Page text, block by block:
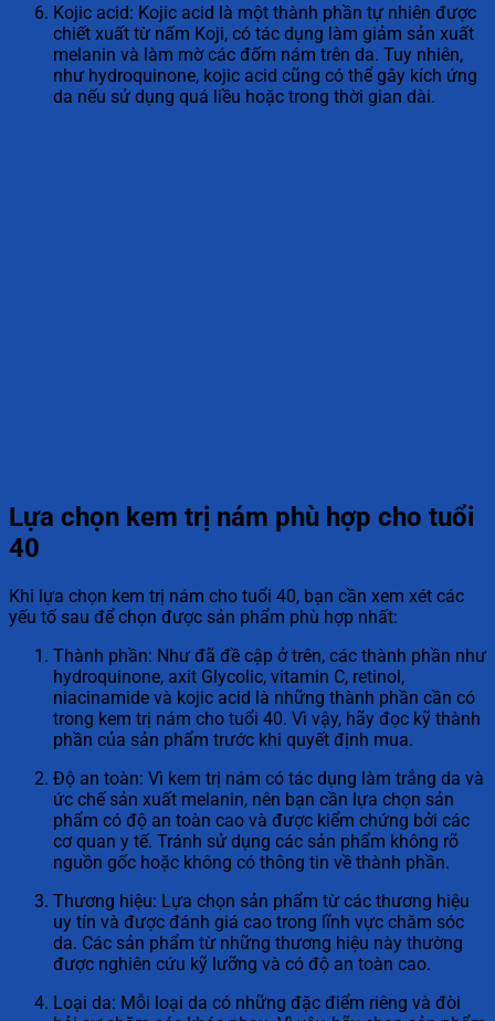
Kojic acid: Kojic acid là một thành phần tự nhiên được
chiết xuất từ nấm Koji, có tác dụng làm giảm sản xuất
melanin và làm mờ các đốm nám trên da. Tuy nhiên,
như hydroquinone, kojic acid cũng có thể gây kích ứng
da nếu sử dụng quá liều hoặc trong thời gian dài.
Lựa chọn kem trị nám phù hợp cho tuổi
40
Khi lựa chọn kem trị nám cho tuổi 40, bạn cần xem xét các
yếu tố sau để chọn được sản phẩm phù hợp nhất:
Thành phần: Như đã đề cập ở trên, các thành phần như
hydroquinone, axit Glycolic, vitamin C, retinol,
niacinamide và kojic acid là những thành phần cần có
trong kem trị nám cho tuổi 40. Vì vậy, hãy đọc kỹ thành
phần của sản phẩm trước khi quyết định mua.
Độ an toàn: Vì kem trị nám có tác dụng làm trắng da và
ức chế sản xuất melanin, nên bạn cần lựa chọn sản
phẩm có độ an toàn cao và được kiểm chứng bởi các
cơ quan y tế. Tránh sử dụng các sản phẩm không rõ
nguồn gốc hoặc không có thông tin về thành phần.
Thương hiệu: Lựa chọn sản phẩm từ các thương hiệu
uy tín và được đánh giá cao trong lĩnh vực chăm sóc
da. Các sản phẩm từ những thương hiệu này thường
được nghiên cứu kỹ lưỡng và có độ an toàn cao.
Loại da: Mỗi loại da có những đặc điểm riêng và đòi